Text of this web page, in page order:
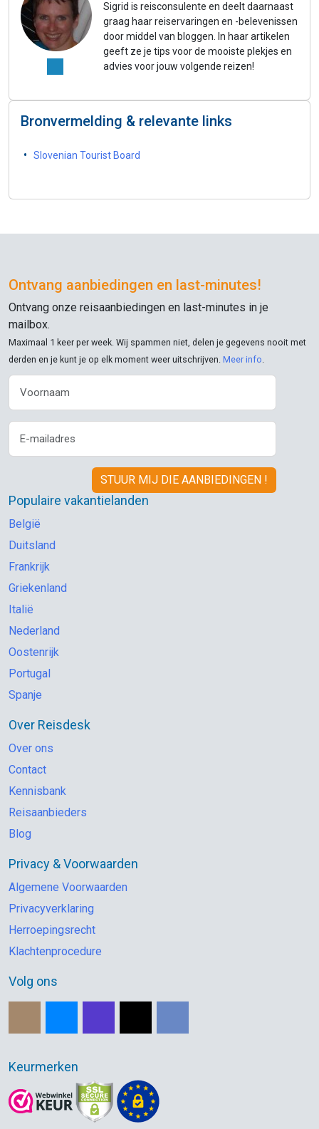
Sigrid is reisconsulente en deelt daarnaast
graag haar reiservaringen en -belevenissen
door middel van bloggen. In haar artikelen
geeft ze je tips voor de mooiste plekjes en
advies voor jouw volgende reizen!
Bronvermelding & relevante links
Slovenian Tourist Board
Ontvang aanbiedingen en last-minutes!
Ontvang onze reisaanbiedingen en last-minutes in je
mailbox.
Maximaal 1 keer per week. Wij spammen niet, delen je gegevens nooit met
derden en je kunt je op elk moment weer uitschrijven. Meer info.
Populaire vakantielanden
België
Duitsland
Frankrijk
Griekenland
Italië
Nederland
Oostenrijk
Portugal
Spanje
Over Reisdesk
Over ons
Contact
Kennisbank
Reisaanbieders
Blog
Privacy & Voorwaarden
Algemene Voorwaarden
Privacyverklaring
Herroepingsrecht
Klachtenprocedure
Volg ons
Keurmerken